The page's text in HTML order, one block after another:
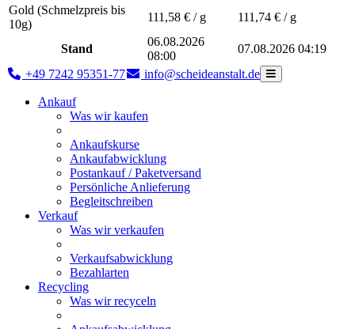
Gold (Schmelzpreis bis
10g)
111,58 € / g 111,74 € / g
Stand
06.08.2026
08:00
07.08.2026 04:19
+49 7242 95351-77 info@scheideanstalt.de
Ankauf
Was wir kaufen
Ankaufskurse
Ankaufabwicklung
Postankauf / Paketversand
Persönliche Anlieferung
Begleitschreiben
Verkauf
Was wir verkaufen
Verkaufsabwicklung
Bezahlarten
Recycling
Was wir recyceln